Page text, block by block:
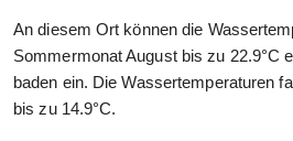
An diesem Ort können die
Sommermonat August bis zu 22.9°C
baden ein. Die Wassertemperaturen
bis zu 14.9°C.